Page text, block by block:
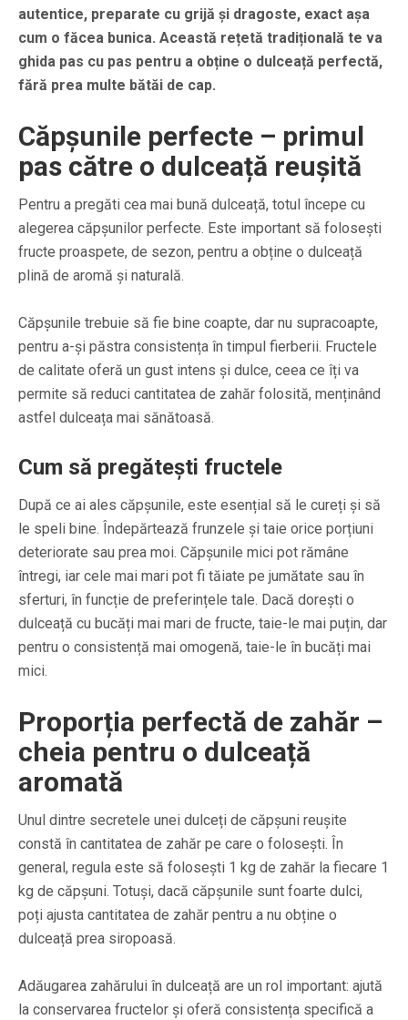
autentice, preparate cu grijă și dragoste, exact așa
cum o făcea bunica. Această rețetă tradițională te va
ghida pas cu pas pentru a obține o dulceață perfectă,
fără prea multe bătăi de cap.
Căpșunile perfecte – primul
pas către o dulceață reușită
Pentru a pregăti cea mai bună dulceață, totul începe cu
alegerea căpșunilor perfecte. Este important să folosești
fructe proaspete, de sezon, pentru a obține o dulceață
plină de aromă și naturală.
Căpșunile trebuie să fie bine coapte, dar nu supracoapte,
pentru a-și păstra consistența în timpul fierberii. Fructele
de calitate oferă un gust intens și dulce, ceea ce îți va
permite să reduci cantitatea de zahăr folosită, menținând
astfel dulceața mai sănătoasă.
Cum să pregătești fructele
După ce ai ales căpșunile, este esențial să le cureți și să
le speli bine. Îndepărtează frunzele și taie orice porțiuni
deteriorate sau prea moi. Căpșunile mici pot rămâne
întregi, iar cele mai mari pot fi tăiate pe jumătate sau în
sferturi, în funcție de preferințele tale. Dacă dorești o
dulceață cu bucăți mai mari de fructe, taie-le mai puțin, dar
pentru o consistență mai omogenă, taie-le în bucăți mai
mici.
Proporția perfectă de zahăr –
cheia pentru o dulceață
aromată
Unul dintre secretele unei dulceți de căpșuni reușite
constă în cantitatea de zahăr pe care o folosești. În
general, regula este să folosești 1 kg de zahăr la fiecare 1
kg de căpșuni. Totuși, dacă căpșunile sunt foarte dulci,
poți ajusta cantitatea de zahăr pentru a nu obține o
dulceață prea siropoasă.
Adăugarea zahărului în dulceață are un rol important: ajută
la conservarea fructelor și oferă consistența specifică a